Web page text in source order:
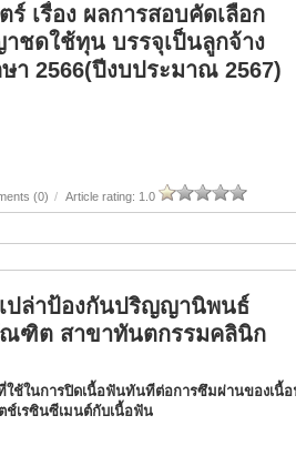
เรื่อง ผลการสอบคัดเลือก
ดใช้ทุน บรรจุเป็นลูกจ้าง
า 2566(ปีงบประมาณ 2567)
(0) / Article rating: 1.0
ปล่าป้องกันปริญญานิพนธ์
ฑิต สาขาทันตกรรมคลินิก
ใช้ในการปิดเนื้อฟันทันทีต่อการซึมผ่านของเนื้
ช์เรซินซีเมนต์กับเนื้อฟัน